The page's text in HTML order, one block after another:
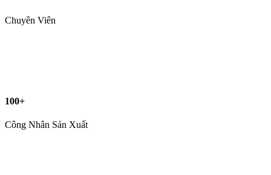
Chuyên Viên
100+
Công Nhân Sản Xuất